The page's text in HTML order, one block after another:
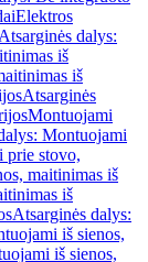
Elektros
Atsarginės dalys:
iš
iš
Atsarginės
Montuojami
Montuojami
prie stovo,
maitinimas iš
iš
Atsarginės dalys:
iš sienos,
iš sienos,